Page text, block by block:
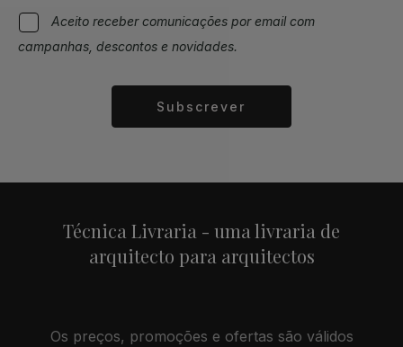
Aceito receber comunicações por email com
campanhas, descontos e novidades.
Subscrever
Técnica Livraria - uma livraria de
arquitecto para arquitectos
Os preços, promoções e ofertas são válidos